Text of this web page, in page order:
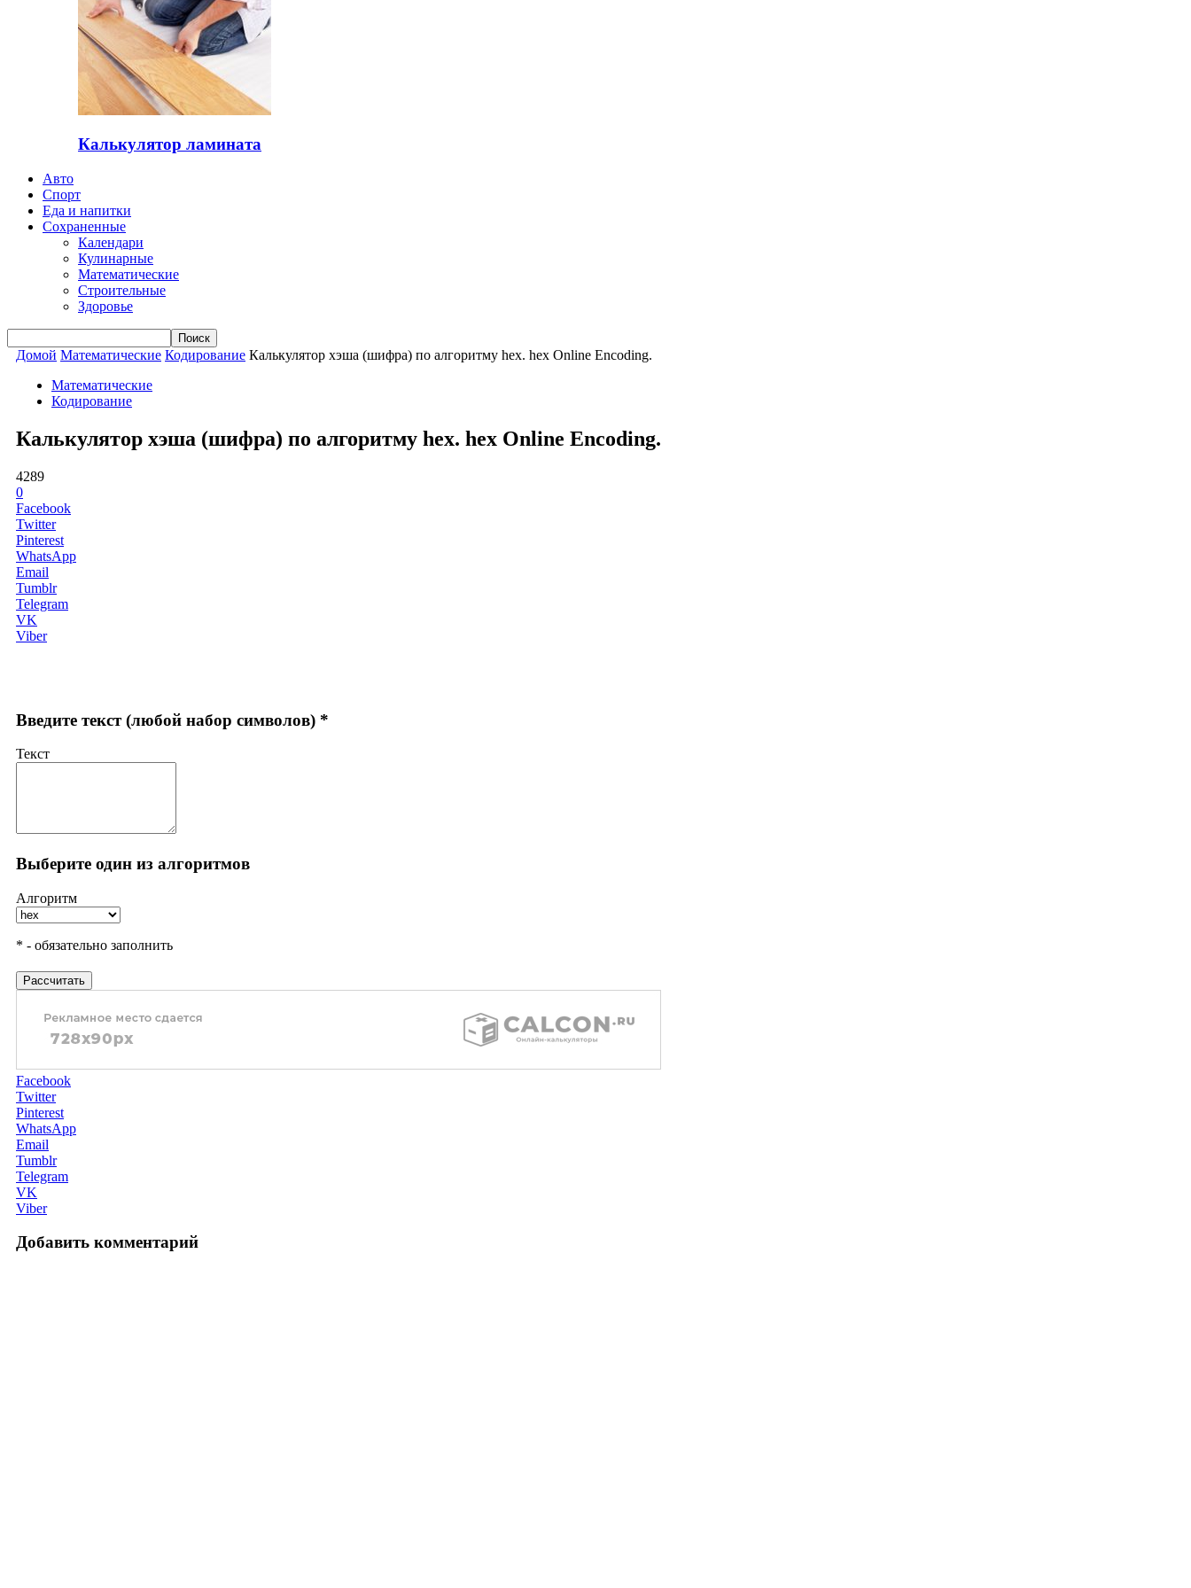
Калькулятор ламината
Авто
Спорт
Еда и напитки
Сохраненные
Календари
Кулинарные
Математические
Строительные
Здоровье
Домой Математические Кодирование Калькулятор хэша (шифра) по алгоритму hex. hex Online Encoding.
Математические
Кодирование
Калькулятор хэша (шифра) по алгоритму hex. hex Online Encoding.
4289
0
Facebook
Twitter
Pinterest
WhatsApp
Email
Tumblr
Telegram
VK
Viber
Введите текст (любой набор символов) *
Текст
Выберите один из алгоритмов
Алгоритм
* - обязательно заполнить
Рассчитать
Facebook
Twitter
Pinterest
WhatsApp
Email
Tumblr
Telegram
VK
Viber
Добавить комментарий